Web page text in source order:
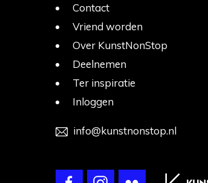
Contact
Vriend worden
Over KunstNonStop
Deelnemen
Ter inspiratie
Inloggen
info@kunstnonstop.nl